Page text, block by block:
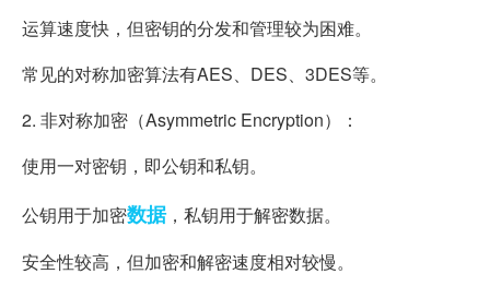
运算速度快，但密钥的分发和管理较为困难。
常见的对称加密算法有AES、DES、3DES等。
2. 非对称加密（Asymmetric Encryption）：
使用一对密钥，即公钥和私钥。
公钥用于加密数据，私钥用于解密数据。
安全性较高，但加密和解密速度相对较慢。